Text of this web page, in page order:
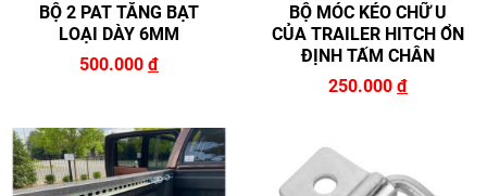
BỘ 2 PAT TĂNG BẠT
LOẠI DÀY 6MM
500.000 đ
BỘ MÓC KÉO CHỮ U
CỦA TRAILER HITCH ỔN
ĐỊNH TẤM CHÂN
250.000 đ